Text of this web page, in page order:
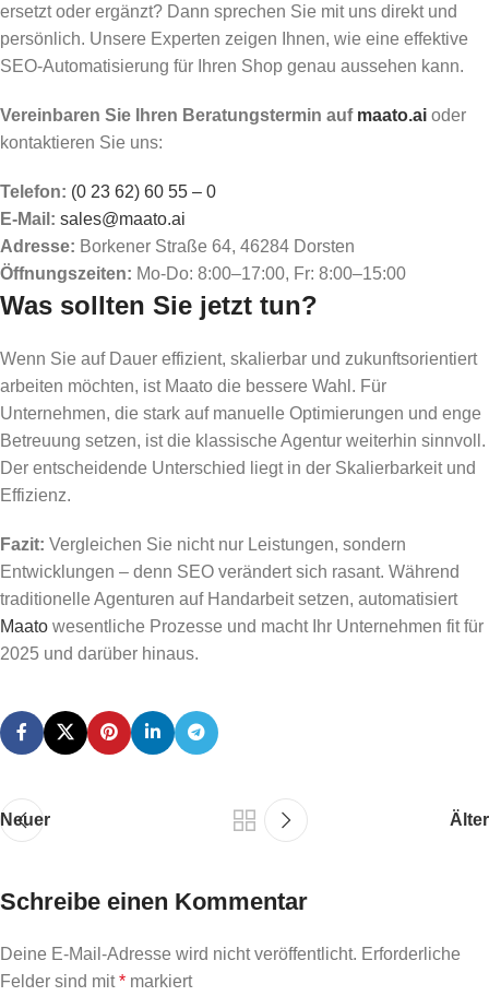
ersetzt oder ergänzt? Dann sprechen Sie mit uns direkt und
persönlich. Unsere Experten zeigen Ihnen, wie eine effektive
SEO-Automatisierung für Ihren Shop genau aussehen kann.
Vereinbaren Sie Ihren Beratungstermin auf maato.ai oder
kontaktieren Sie uns:
Telefon: (0 23 62) 60 55 – 0
E-Mail: sales@maato.ai
Adresse: Borkener Straße 64, 46284 Dorsten
Öffnungszeiten: Mo-Do: 8:00–17:00, Fr: 8:00–15:00
Was sollten Sie jetzt tun?
Wenn Sie auf Dauer effizient, skalierbar und zukunftsorientiert
arbeiten möchten, ist Maato die bessere Wahl. Für
Unternehmen, die stark auf manuelle Optimierungen und enge
Betreuung setzen, ist die klassische Agentur weiterhin sinnvoll.
Der entscheidende Unterschied liegt in der Skalierbarkeit und
Effizienz.
Fazit: Vergleichen Sie nicht nur Leistungen, sondern
Entwicklungen – denn SEO verändert sich rasant. Während
traditionelle Agenturen auf Handarbeit setzen, automatisiert
Maato wesentliche Prozesse und macht Ihr Unternehmen fit für
2025 und darüber hinaus.
Neuer Älter
Schreibe einen Kommentar
Deine E-Mail-Adresse wird nicht veröffentlicht. Erforderliche
Felder sind mit* markiert